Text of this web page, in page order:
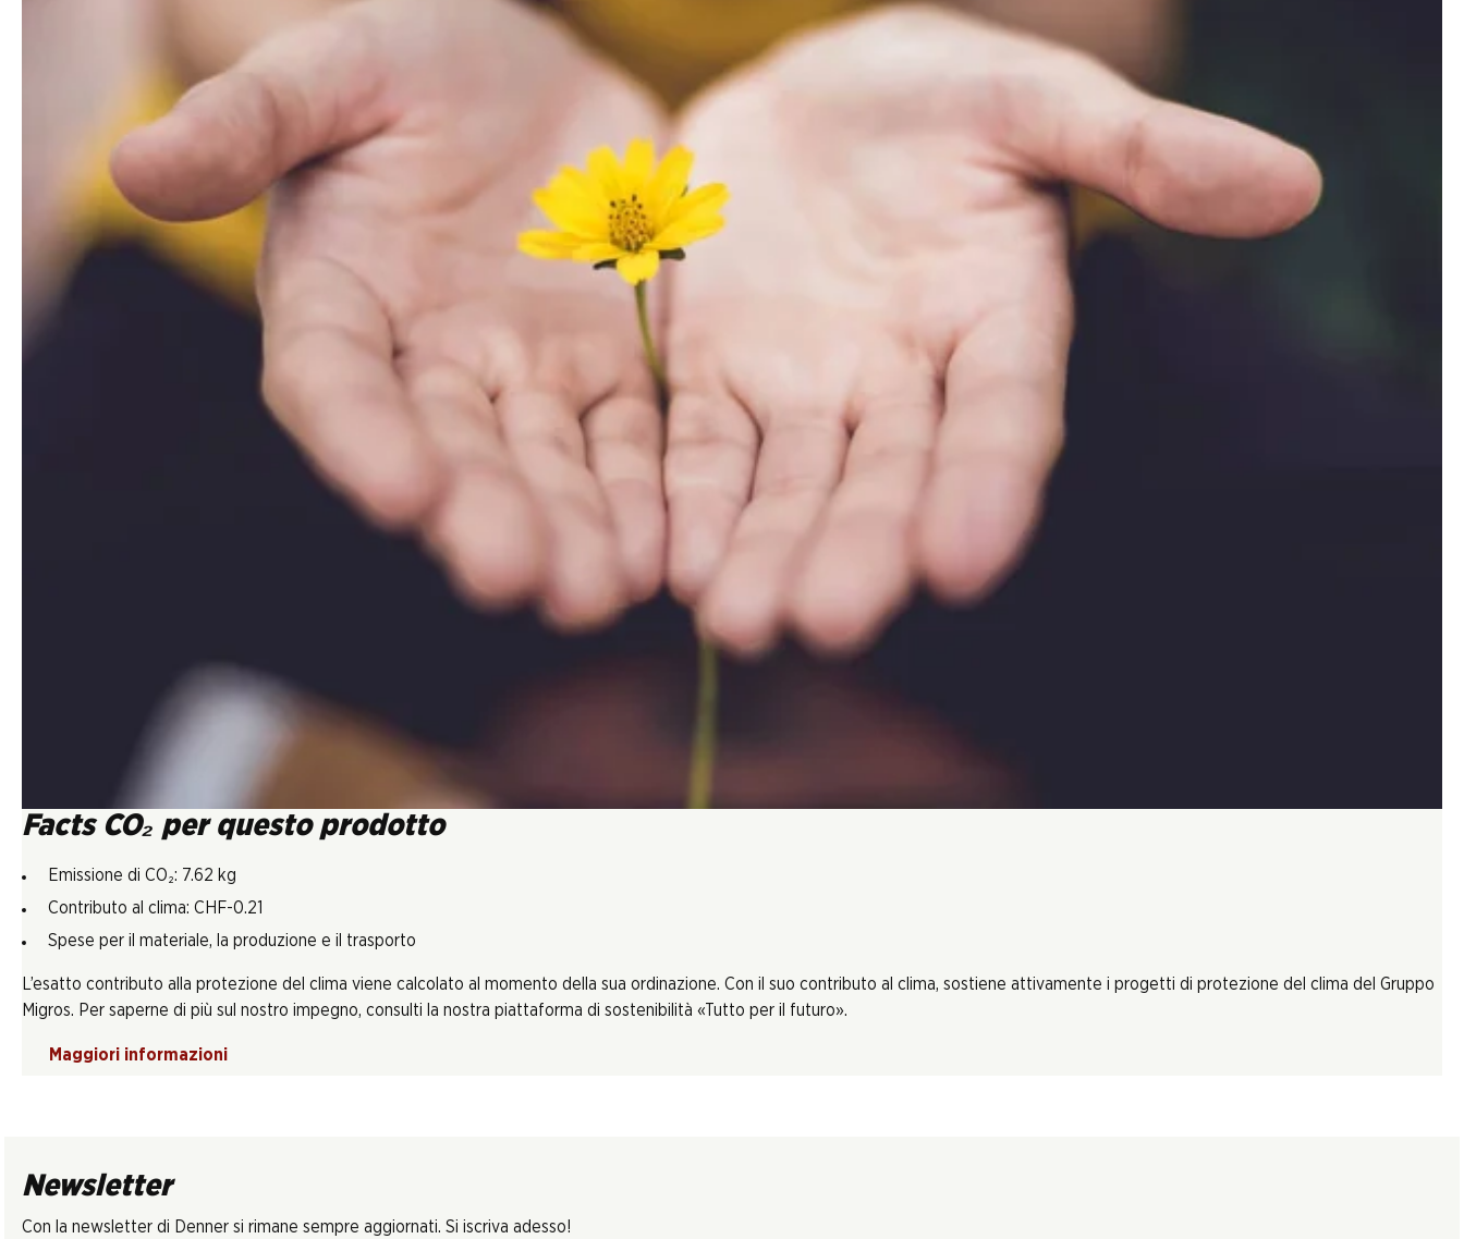
Facts CO₂ per questo prodotto
Emissione di CO₂: 7.62 kg
Contributo al clima: CHF-0.21
Spese per il materiale, la produzione e il trasporto
L’esatto contributo alla protezione del clima viene calcolato al momento della sua ordinazione. Con il suo contributo al clima, sostiene attivamente i progetti di protezione del clima del Gruppo
Migros. Per saperne di più sul nostro impegno, consulti la nostra piattaforma di sostenibilità «Tutto per il futuro».
Maggiori informazioni
Newsletter
Con la newsletter di Denner si rimane sempre aggiornati. Si iscriva adesso!